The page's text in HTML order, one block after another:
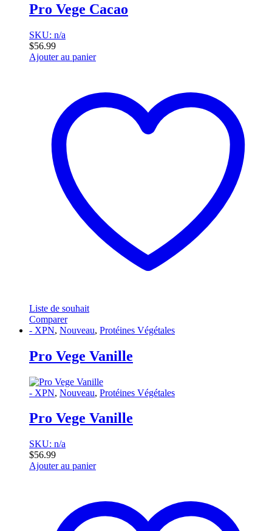
Pro Vege Cacao
SKU: n/a
$56.99
Ajouter au panier
Liste de souhait
Comparer
- XPN, Nouveau, Protéines Végétales
Pro Vege Vanille
- XPN, Nouveau, Protéines Végétales
Pro Vege Vanille
SKU: n/a
$56.99
Ajouter au panier